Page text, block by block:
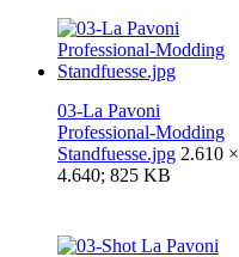
03-La Pavoni
Professional-Modding
Standfuesse.jpg 2.610 ×
4.640; 825 KB